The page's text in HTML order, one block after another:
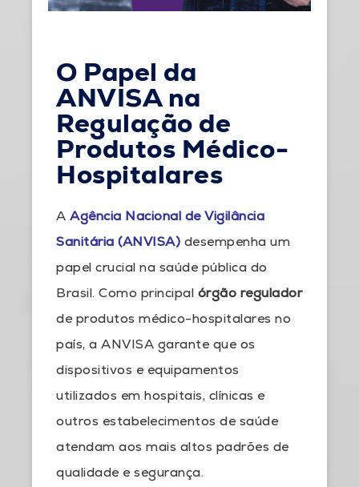
O Papel da
ANVISA na
Regulação de
Produtos Médico-
Hospitalares
A Agência Nacional de Vigilância
Sanitária (ANVISA) desempenha um
papel crucial na saúde pública do
Brasil. Como principal órgão regulador
de produtos médico-hospitalares no
país, a ANVISA garante que os
dispositivos e equipamentos
utilizados em hospitais, clínicas e
outros estabelecimentos de saúde
atendam aos mais altos padrões de
qualidade e segurança.